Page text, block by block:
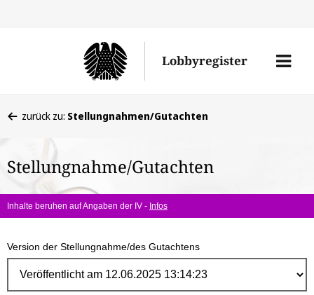
Lobbyregister
Menü
befinden
hier:
zurück zu: Stellungnahmen/Gutachten
Stellungnahme/Gutachten
Inhalte beruhen auf Angaben der IV - Infos
Version der Stellungnahme/des Gutachtens